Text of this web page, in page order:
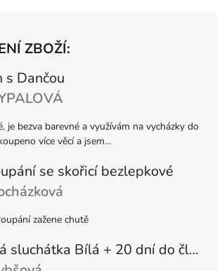
d
c
í
p
r
v
y
v
ý
p
s
ZBOŽÍ:
s Dančou
je 5 z 5 hvězdiček.
je bezva barevné a využívám na vycházky do
více věcí a jsem...
se skořicí bezlepkové
je 5 z 5 hvězdiček.
zažene chutě
Fit bezdrátová sluchátka Bílá + 20 dní do členství + seznam písniček i audioknih